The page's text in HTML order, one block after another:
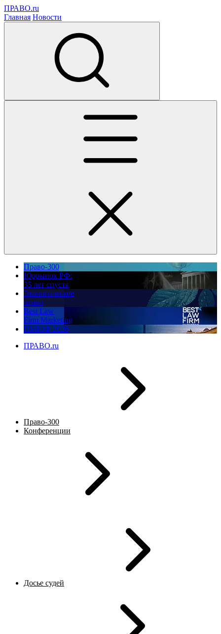
ПРАВО.ru
Главная Новости
Право-300
Юррынок РФ:
35 лет спустя
Экологическое
право
Best Law
Firm Marketing
ПМЮФ 2026
ПРАВО.ru
Право-300
Конференции
Досье судей